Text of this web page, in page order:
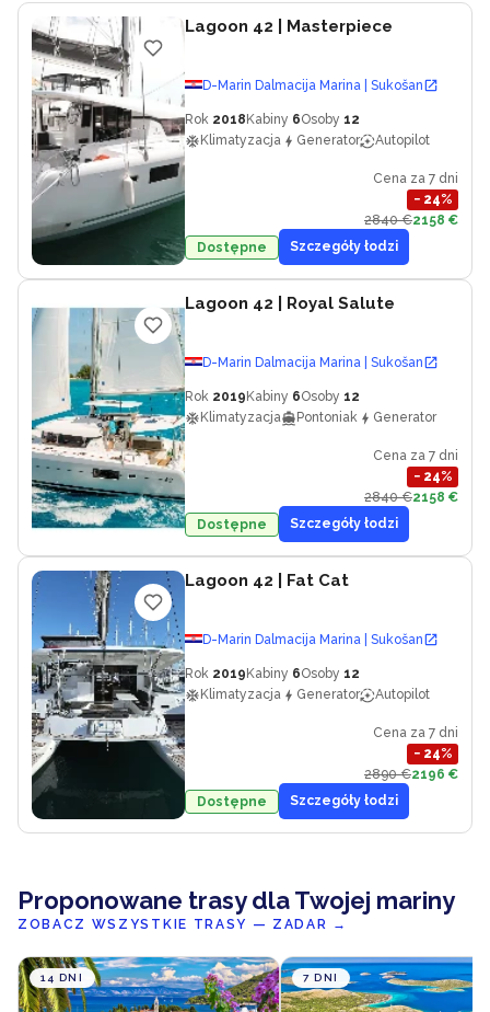
Lagoon 42 | Masterpiece
D-Marin Dalmacija Marina | Sukošan
Rok 2018 Kabiny 6Osoby 12
Klimatyzacja
Generator Autopilot
Cena za 7 dni
− 24%
2840 €2158 €
Dostępne
Szczegóły łodzi
Lagoon 42 | Royal Salute
D-Marin Dalmacija Marina | Sukošan
Rok 2019 Kabiny 6Osoby 12
Klimatyzacja
Pontoniak Generator
Cena za 7 dni
− 24%
2840 €2158 €
Dostępne
Szczegóły łodzi
Lagoon 42 | Fat Cat
D-Marin Dalmacija Marina | Sukošan
Rok 2019 Kabiny 6Osoby 12
Klimatyzacja
Generator Autopilot
Cena za 7 dni
− 24%
2890 €2196 €
Dostępne
Szczegóły łodzi
Proponowane trasy dla Twojej mariny
ZOBACZ WSZYSTKIE TRASY — ZADAR →
14 DNI 7 DNI